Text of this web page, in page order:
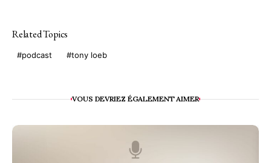
Related Topics
podcast tony loeb
VOUS DEVRIEZ ÉGALEMENT AIMER